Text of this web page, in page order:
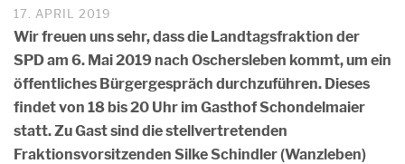
17. APRIL 2019
Wir freuen uns sehr, dass die Landtagsfraktion der
SPD am 6. Mai 2019 nach Oschersleben kommt, um ein
öffentliches Bürgergespräch durchzuführen. Dieses
findet von 18 bis 20 Uhr im Gasthof Schondelmaier
statt. Zu Gast sind die stellvertretenden
Fraktionsvorsitzenden Silke Schindler (Wanzleben)